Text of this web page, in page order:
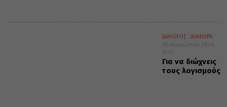
ΔΙΑΛΟΓΟΣ
ΔΙΑΦΟΡΑ
06 Αυγούστου 2026
19:13
Για να διώχνεις
τους λογισμούς